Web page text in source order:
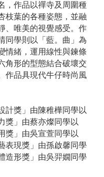
，作品以禪寺及周圍種
枝葉的各種姿態，並融
、唯美的視覺感受。作
同學則以「 藍。曲 」為
情緒，運用線性與鍊條
角形的型態結合破壞交
作品具現代牛仔時尚風
計獎 」由陳稚樺同學以
獎」由蔡亦燦同學以
獎」由吳宣萱同學以
表現獎」由孫啟馨同學
造形獎」由吳羿嫺 同學